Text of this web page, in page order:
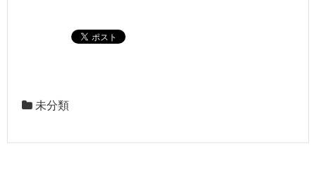
未分類